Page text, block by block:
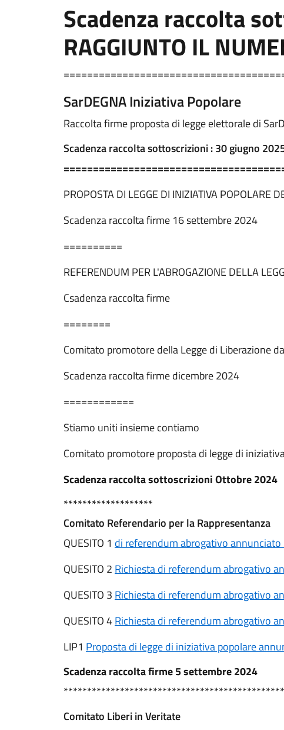
Scadenza raccolta
RAGGIUNTO IL
SarDEGNA Iniziativa Popolare
Raccolta firme proposta di legge elettorale di
Scadenza raccolta sottoscrizioni : 30 giugno
PROPOSTA DI LEGGE DI INIZIATIVA POPOLARE
Scadenza raccolta firme 16 settembre 2024
==========
REFERENDUM PER L'ABROGAZIONE DELLA
Csadenza raccolta firme
========
Comitato promotore della Legge di Liberazione
Scadenza raccolta firme dicembre 2024
============
Stiamo uniti insieme contiamo
Comitato promotore proposta di legge di
Scadenza raccolta sottoscrizioni Ottobre 2024
*******************
Comitato Referendario per la Rappresentanza
QUESITO 1 di referendum abrogativo
QUESITO 2 Richiesta di referendum abrogativo
QUESITO 3 Richiesta di referendum abrogativo
QUESITO 4Richiesta di referendum abrogativo
LIP1 Proposta di legge di iniziativa popolare
Scadenza raccolta firme 5 settembre 2024
Comitato Liberi in Veritate